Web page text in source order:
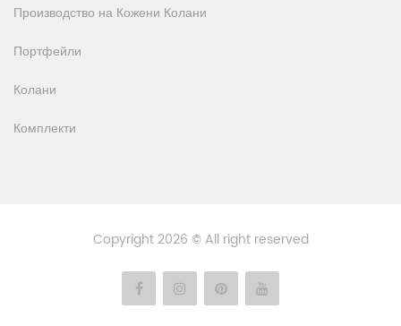
Производство на Кожени Колани
Портфейли
Колани
Комплекти
Copyright 2026 © All right reserved